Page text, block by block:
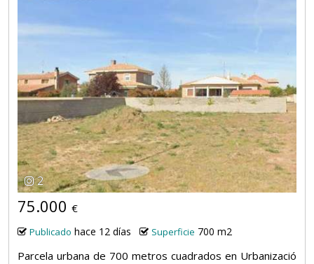
2
75.000 €
Publicado hace 12 días Superficie 700 m2
Parcela urbana de 700 metros cuadrados en Urbanizació